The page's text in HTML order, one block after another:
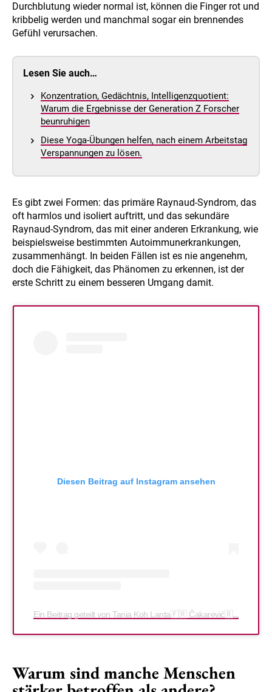
Durchblutung wieder normal ist, können die Finger rot und
kribbelig werden und manchmal sogar ein brennendes
Gefühl verursachen.
Lesen Sie auch…
Konzentration, Gedächtnis, Intelligenzquotient:
Warum die Ergebnisse der Generation Z Forscher
beunruhigen
Diese Yoga-Übungen helfen, nach einem Arbeitstag
Verspannungen zu lösen.
Es gibt zwei Formen: das primäre Raynaud-Syndrom, das
oft harmlos und isoliert auftritt, und das sekundäre
Raynaud-Syndrom, das mit einer anderen Erkrankung, wie
beispielsweise bestimmten Autoimmunerkrankungen,
zusammenhängt. In beiden Fällen ist es nie angenehm,
doch die Fähigkeit, das Phänomen zu erkennen, ist der
erste Schritt zu einem besseren Umgang damit.
Diesen Beitrag auf Instagram ansehen
Ein Beitrag geteilt von Tania Koh Lanta🇫🇷 Čakarević🇷🇸🇲🇪 (@taniak)
Warum sind manche Menschen